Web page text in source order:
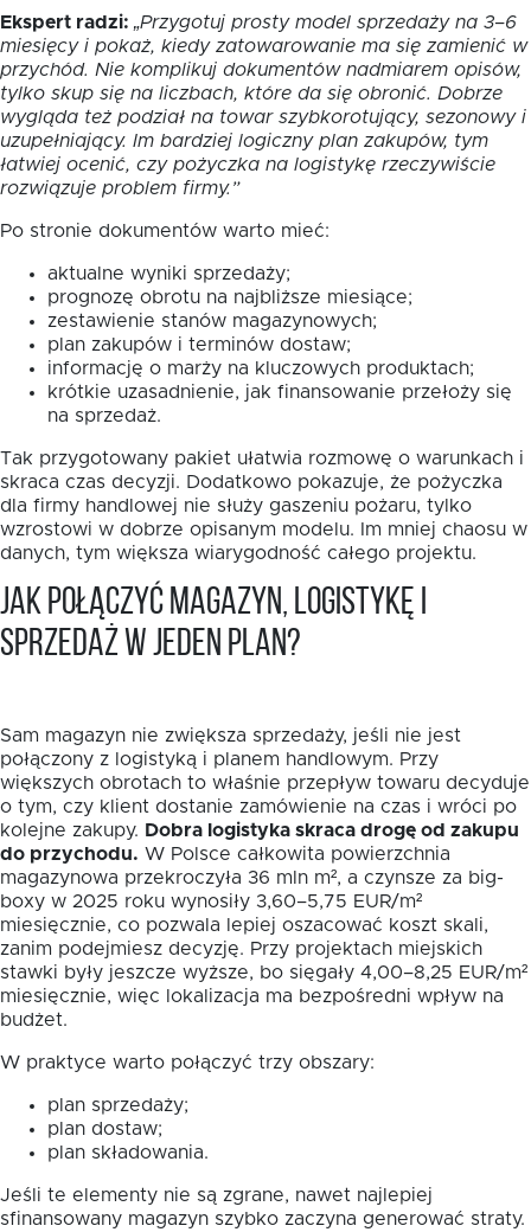
Ekspert radzi: „Przygotuj prosty model sprzedaży na 3–6
miesięcy i pokaż, kiedy zatowarowanie ma się zamienić w
przychód. Nie komplikuj dokumentów nadmiarem opisów,
tylko skup się na liczbach, które da się obronić. Dobrze
wygląda też podział na towar szybkorotujący, sezonowy i
uzupełniający. Im bardziej logiczny plan zakupów, tym
łatwiej ocenić, czy pożyczka na logistykę rzeczywiście
rozwiązuje problem firmy.”
Po stronie dokumentów warto mieć:
aktualne wyniki sprzedaży;
prognozę obrotu na najbliższe miesiące;
zestawienie stanów magazynowych;
plan zakupów i terminów dostaw;
informację o marży na kluczowych produktach;
krótkie uzasadnienie, jak finansowanie przełoży się
na sprzedaż.
Tak przygotowany pakiet ułatwia rozmowę o warunkach i
skraca czas decyzji. Dodatkowo pokazuje, że pożyczka
dla firmy handlowej nie służy gaszeniu pożaru, tylko
wzrostowi w dobrze opisanym modelu. Im mniej chaosu w
danych, tym większa wiarygodność całego projektu.
Jak połączyć magazyn, logistykę i
sprzedaż w jeden plan?
Sam magazyn nie zwiększa sprzedaży, jeśli nie jest
połączony z logistyką i planem handlowym. Przy
większych obrotach to właśnie przepływ towaru decyduje
o tym, czy klient dostanie zamówienie na czas i wróci po
kolejne zakupy. Dobra logistyka skraca drogę od zakupu
do przychodu. W Polsce całkowita powierzchnia
magazynowa przekroczyła 36 mln m², a czynsze za big-
boxy w 2025 roku wynosiły 3,60–5,75 EUR/m²
miesięcznie, co pozwala lepiej oszacować koszt skali,
zanim podejmiesz decyzję. Przy projektach miejskich
stawki były jeszcze wyższe, bo sięgały 4,00–8,25 EUR/m²
miesięcznie, więc lokalizacja ma bezpośredni wpływ na
budżet.
W praktyce warto połączyć trzy obszary:
plan sprzedaży;
plan dostaw;
plan składowania.
Jeśli te elementy nie są zgrane, nawet najlepiej
sfinansowany magazyn szybko zaczyna generować straty.